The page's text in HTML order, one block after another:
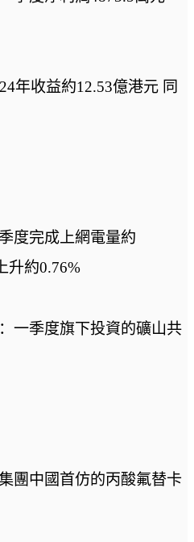
年收益約12.53億港元 同
度完成上網電量約
升約0.76%
一季度旗下投資的礦山共
團中國首仿的丙酸氟替卡